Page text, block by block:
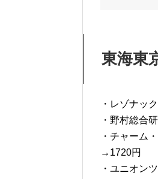
東海東
・レゾナッ
・野村総合
・チャーム
→1720円
・ユニオン